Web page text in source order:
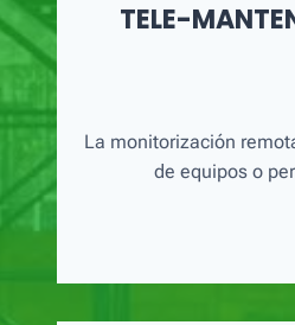
TELE-
La monitorización
de equipos o